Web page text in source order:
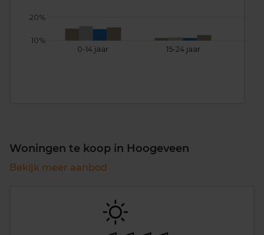
0-14 jaar 15-24 jaar
10%
20%
Woningen te koop in Hoogeveen
Bekijk meer aanbod